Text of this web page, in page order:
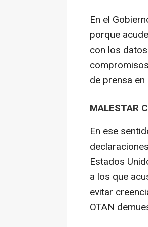
En el
porque
con los
de prensa
MALESTAR
En ese
Estados
a los que
evitar
OTAN